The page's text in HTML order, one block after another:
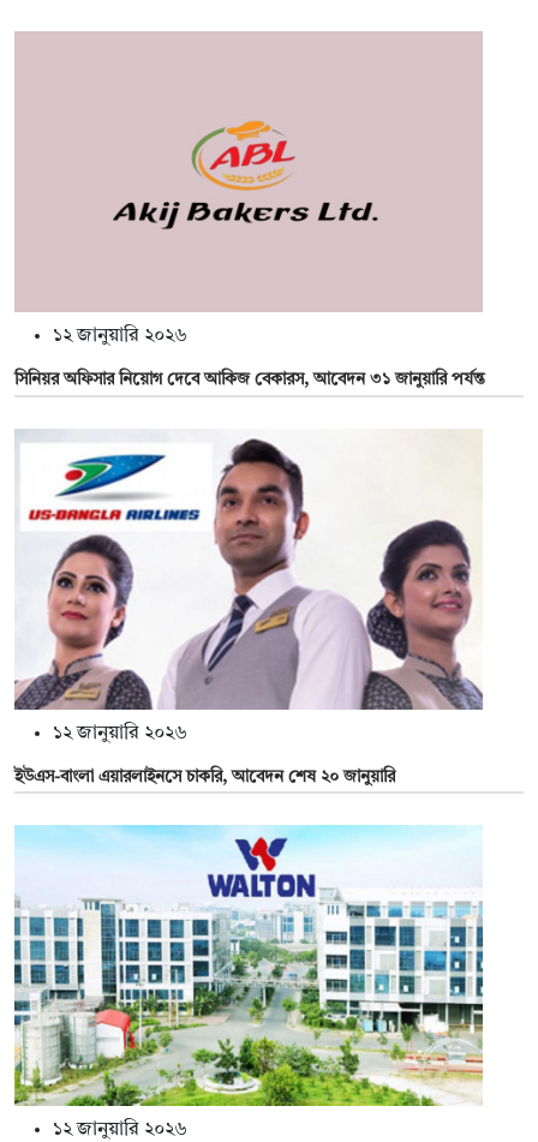
১২ জানুয়ারি ২০২৬
সিনিয়র অফিসার নিয়োগ দেবে আকিজ বেকারস, আবেদন ৩১ জানুয়ারি পর্যন্ত
১২ জানুয়ারি ২০২৬
ইউএস-বাংলা এয়ারলাইনসে চাকরি, আবেদন শেষ ২০ জানুয়ারি
১২ জানুয়ারি ২০২৬